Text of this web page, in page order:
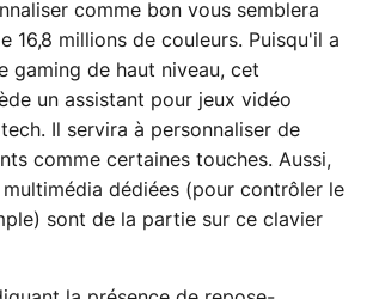
comme bon vous semblera
16,8 millions de couleurs. Puisqu'il a
gaming de haut niveau, cet
un assistant pour jeux vidéo
Il servira à personnaliser de
comme certaines touches. Aussi,
dédiées (pour contrôler le
sont de la partie sur ce clavier